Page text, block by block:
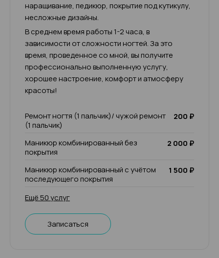
наращивание, педикюр, покрытие под кутикулу,
несложные дизайны.
В среднем время работы 1-2 часа, в
зависимости от сложности ногтей. За это
время, проведенное со мной, вы получите
профессионально выполненную услугу,
хорошее настроение, комфорт и атмосферу
красоты!
Ремонт ногтя (1 пальчик)/ чужой ремонт
(1 пальчик)
200 ₽
Маникюр комбинированный без
покрытия
2 000 ₽
Маникюр комбинированный с учётом
последующего покрытия
1 500 ₽
Ещё 50 услуг
Записаться